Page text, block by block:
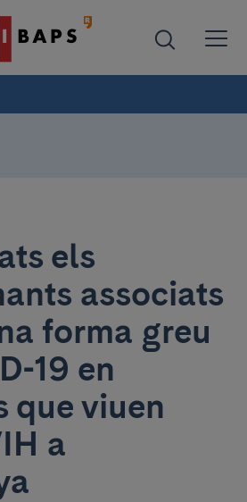
els
associats
forma greu
19 en
que viuen
a